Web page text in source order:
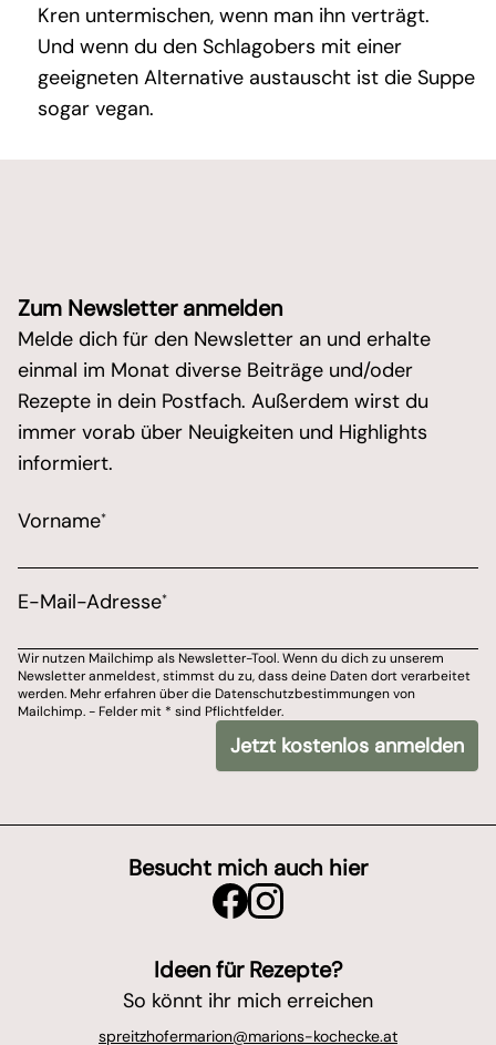
Kren untermischen, wenn man ihn verträgt.
Und wenn du den Schlagobers mit einer
geeigneten Alternative austauscht ist die Suppe
sogar vegan.
Zum Newsletter anmelden
Melde dich für den Newsletter an und erhalte
einmal im Monat diverse Beiträge und/oder
Rezepte in dein Postfach. Außerdem wirst du
immer vorab über Neuigkeiten und Highlights
informiert.
Vorname*
E-Mail-Adresse*
Du kannst dich jederzeit von meinem Newsletter
Wir nutzen Mailchimp als Newsletter-Tool. Wenn du dich zu unserem
/* real people should not fill this in and expect
Wir nutzen Mailchimp als Newsletter-Tool. Wenn du dich zu unserem
Newsletter anmeldest, stimmst du zu, dass deine Daten dort verarbeitet
werden. Mehr erfahren über die Datenschutzbestimmungen von
Mailchimp. - Felder mit * sind Pflichtfelder.
Jetzt kostenlos anmelden
Besucht mich auch hier
Ideen für Rezepte?
So könnt ihr mich erreichen
spreitzhofermarion@marions-kochecke.at